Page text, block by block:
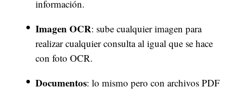
información.
Imagen OCR: sube cualquier imagen para
realizar cualquier consulta al igual que se hace
con foto OCR.
Documentos: lo mismo pero con archivos PDF